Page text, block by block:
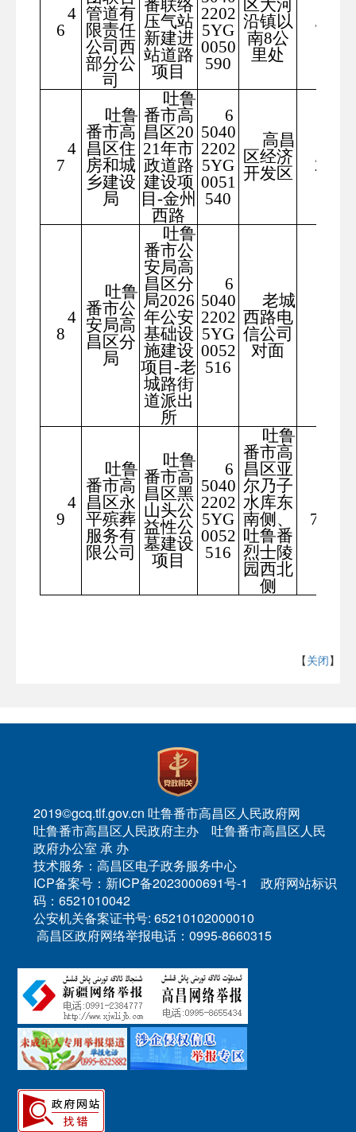
4
6
管道有
限责任
公司西
部分公
司
番联络
压气站
新建进
站道路
项目
2202
5YG
0050
590
区大河
沿镇以
南8公
里处
72
4
7
吐鲁
番市高
昌区住
房和城
乡建设
局
吐鲁
番市高
昌区20
21年市
政道路
建设项
目-金州
西路
6
5040
2202
5YG
0051
540
高昌
区经济
开发区
27
4
8
吐鲁
番市公
安局高
昌区分
局
吐鲁
番市公
安局高
昌区分
局2026
年公安
基础设
施建设
项目-老
城路街
道派出
所
6
5040
2202
5YG
0052
516
老城
西路电
信公司
对面
4
9
吐鲁
番市高
昌区永
平殡葬
服务有
限公司
吐鲁
番市高
昌区黑
山头公
益性公
墓建设
项目
6
5040
2202
5YG
0052
516
吐鲁
番市高
昌区亚
尔乃子
水库东
南侧、
吐鲁番
烈士陵
园西北
侧
719
【关闭】
2019©gcq.tlf.gov.cn 吐鲁番市高昌区人民政府网
吐鲁番市高昌区人民政府主办 吐鲁番市高昌区人民
政府办公室 承 办
技术服务：高昌区电子政务服务中心
ICP备案号：新ICP备2023000691号-1 政府网站标识
码：6521010042
公安机关备案证书号: 65210102000010
高昌区政府网络举报电话：0995-8660315